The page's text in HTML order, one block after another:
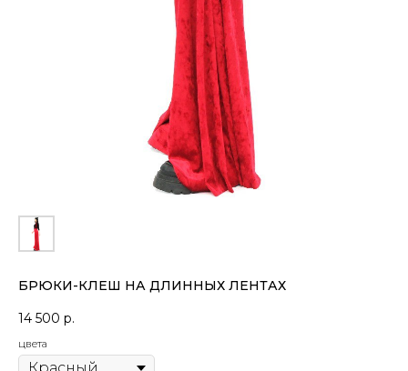
БРЮКИ-КЛЕШ НА ДЛИННЫХ ЛЕНТАХ
14 500 р.
цвета